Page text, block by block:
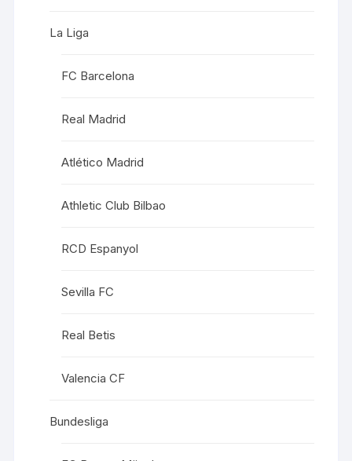
La Liga
FC Barcelona
Real Madrid
Atlético Madrid
Athletic Club Bilbao
RCD Espanyol
Sevilla FC
Real Betis
Valencia CF
Bundesliga